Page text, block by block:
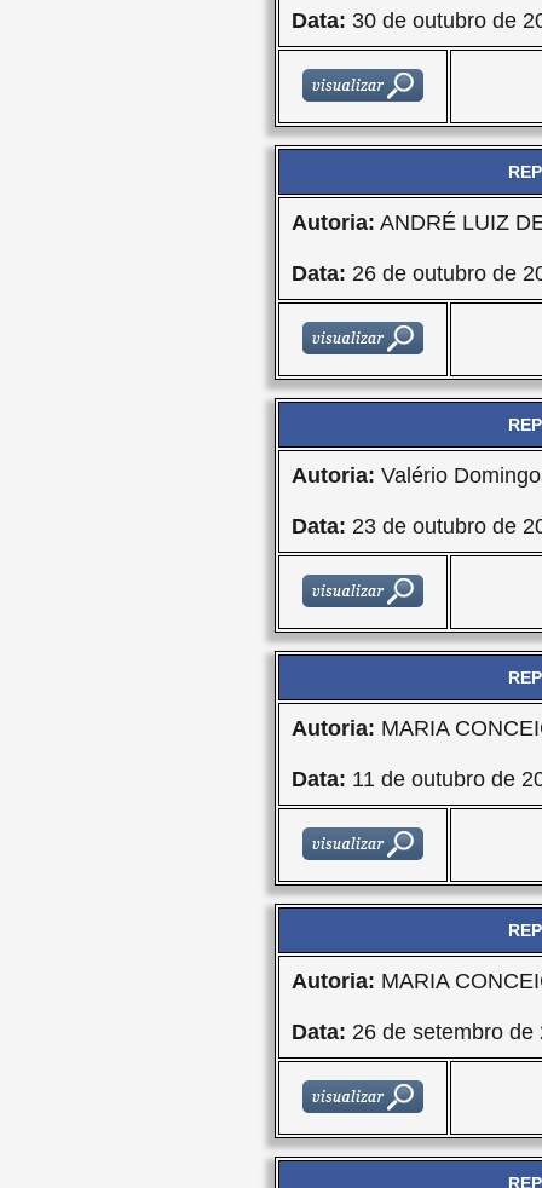
Data: 30 de outubro de
Autoria: ANDRÉ LUIZ
Data: 26 de outubro de
Autoria: Valério
Data: 23 de outubro de
Autoria: MARIA
Data: 11 de outubro de
Autoria: MARIA
Data: 26 de setembro de